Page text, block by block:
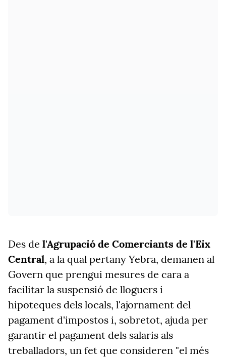
Des de l'Agrupació de Comerciants de l'Eix
Central, a la qual pertany Yebra, demanen al
Govern que prengui mesures de cara a
facilitar la suspensió de lloguers i
hipoteques dels locals, l'ajornament del
pagament d'impostos i, sobretot, ajuda per
garantir el pagament dels salaris als
treballadors, un fet que consideren "el més